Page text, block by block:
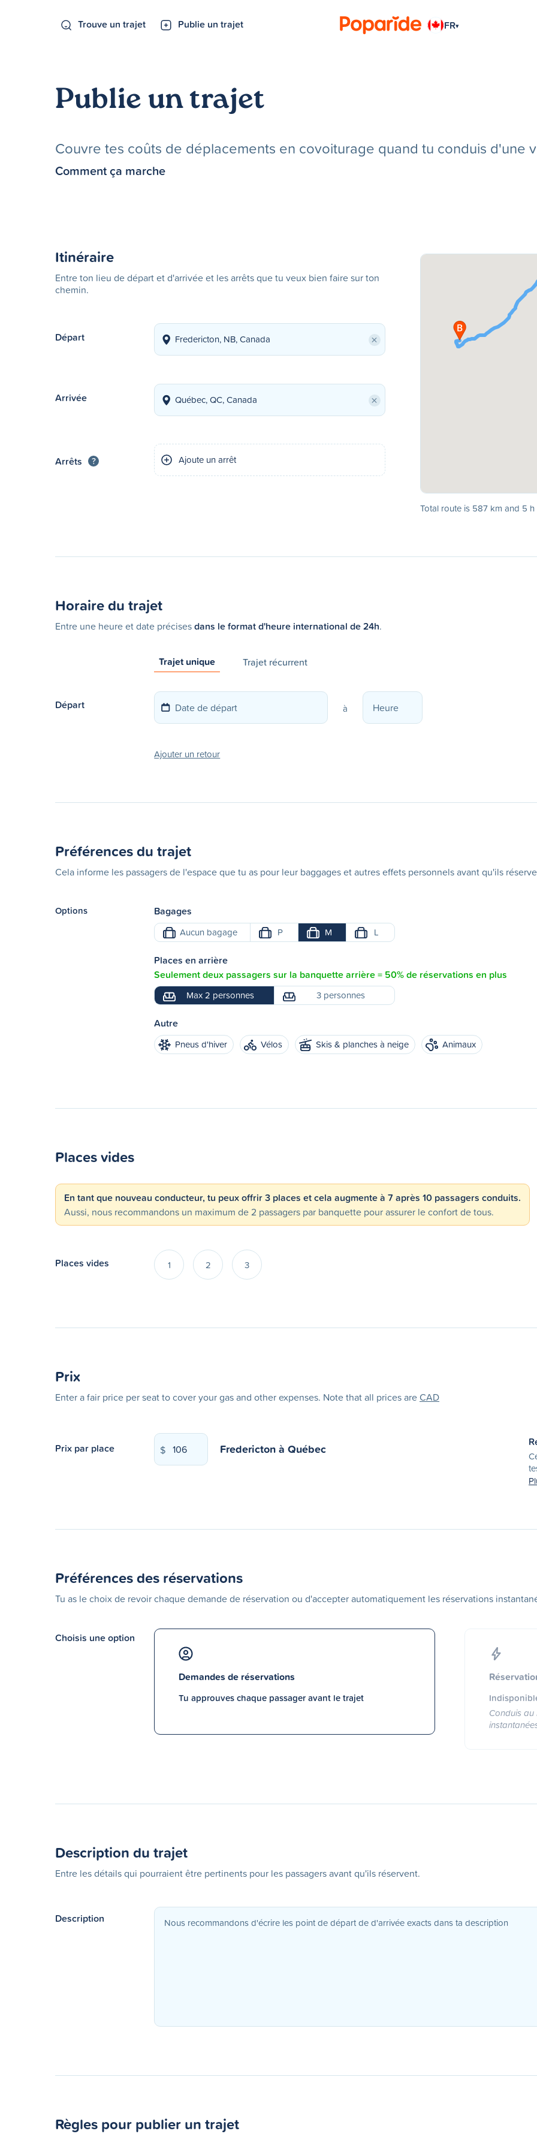
Trouve un trajet Publie un trajet FR▾
Publie un trajet
Couvre tes coûts de déplacements en covoiturage quand tu conduis d'une
Comment ça marche
Itinéraire
Entre ton lieu de départ et d'arrivée et les arrêts que tu veux bien faire sur ton
chemin.
Départ ×
Arrivée ×
Arrêts ? Ajoute un arrêt
Total route is 587 km and 5
Horaire du trajet
Entre une heure et date précisesdans le format d'heure international de 24h.
Trajet unique Trajet récurrent
Départ à
Ajouter un retour
Préférences du trajet
Cela informe les passagers de l'espace que tu as pour leur baggages et autres effets personnels avant qu'ils
Options Bagages
Aucun bagage P M L
Places en arrière
Seulement deux passagers sur la banquette arrière = 50% de réservations en plus
Max 2 personnes 3 personnes
Autre
Pneus d'hiver Vélos Skis & planches à neige Animaux
Places vides
En tant que nouveau conducteur, tu peux offrir 3 places et cela augmente à 7 après 10 passagers conduits.
Aussi, nous recommandons un maximum de 2 passagers par banquette pour assurer le confort de tous.
Places vides 1 2 3
Prix
Enter a fair price per seat to cover your gas and other expenses. Note that all prices areCAD
Prix par place $ FrederictonàQuébec
Préférences des réservations
Tu as le choix de revoir chaque demande de réservation ou d'accepter automatiquement les réservations
Choisis une option
Demandes de réservations
Tu approuves chaque passager avant le trajet
Conduis
Description du trajet
Entre les détails qui pourraient être pertinents pour les passagers avant qu'ils réservent.
Description
Règles pour publier un trajet